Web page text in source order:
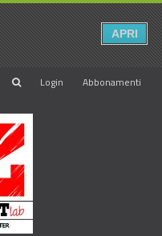
Login Abbonamenti
APRI